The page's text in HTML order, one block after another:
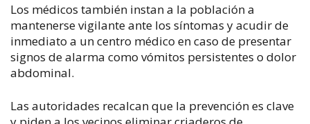
Los médicos también instan a la población a
mantenerse vigilante ante los síntomas y acudir de
inmediato a un centro médico en caso de presentar
signos de alarma como vómitos persistentes o dolor
abdominal.
Las autoridades recalcan que la prevención es clave